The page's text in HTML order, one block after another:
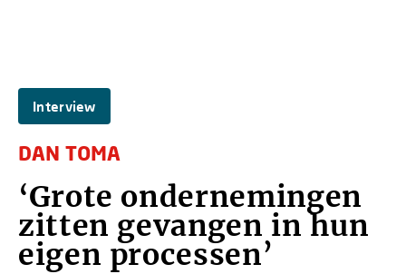
Interview
DAN TOMA
‘Grote ondernemingen
zitten gevangen in hun
eigen processen’